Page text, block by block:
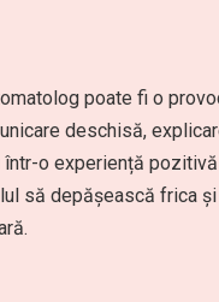
poate fi o
deschisă,
o experiență
să depășească frica